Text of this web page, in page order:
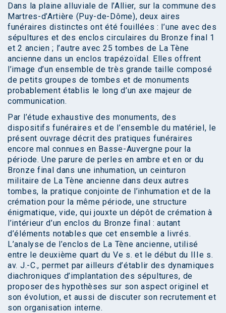
Dans la plaine alluviale de l’Allier, sur la commune des
Martres-d’Artière (Puy-de-Dôme), deux aires
funéraires distinctes ont été fouillées : l’une avec des
sépultures et des enclos circulaires du Bronze final 1
et 2 ancien ; l’autre avec 25 tombes de La Tène
ancienne dans un enclos trapézoïdal. Elles offrent
l’image d’un ensemble de très grande taille composé
de petits groupes de tombes et de monuments
probablement établis le long d’un axe majeur de
communication.
Par l’étude exhaustive des monuments, des
dispositifs funéraires et de l’ensemble du matériel, le
présent ouvrage décrit des pratiques funéraires
encore mal connues en Basse-Auvergne pour la
période. Une parure de perles en ambre et en or du
Bronze final dans une inhumation, un ceinturon
militaire de La Tène ancienne dans deux autres
tombes, la pratique conjointe de l’inhumation et de la
crémation pour la même période, une structure
énigmatique, vide, qui jouxte un dépôt de crémation à
l’intérieur d’un enclos du Bronze final : autant
d’éléments notables que cet ensemble a livrés.
L’analyse de l’enclos de La Tène ancienne, utilisé
entre le deuxième quart du Ve s. et le début du IIIe s.
av. J.-C., permet par ailleurs d’établir des dynamiques
diachroniques d’implantation des sépultures, de
proposer des hypothèses sur son aspect originel et
son évolution, et aussi de discuter son recrutement et
son organisation interne.